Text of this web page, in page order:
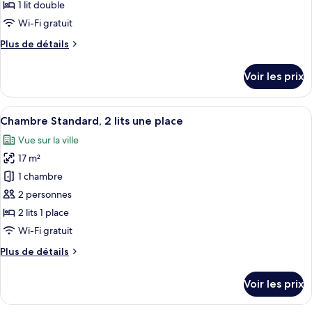
(Colonial)
de
chambre :
Chambre
lit
double
1 lit double
Wi-Fi gratuit
Plus de détails
Plus
le
type
de
Chambre
Standard,
lit
double
Voir les prix
Afficher
toutes
les
photos
pour
ce
type
de
chambre :
Chambre
lits
Une chambre d’hôtel avec deux
9
Chambre Standard, 2 lits une place
Vue sur la ville
17 m²
1 chambre
2 personnes
2 lits 1 place
Wi-Fi gratuit
Plus de détails
Plus
le
Voir les prix